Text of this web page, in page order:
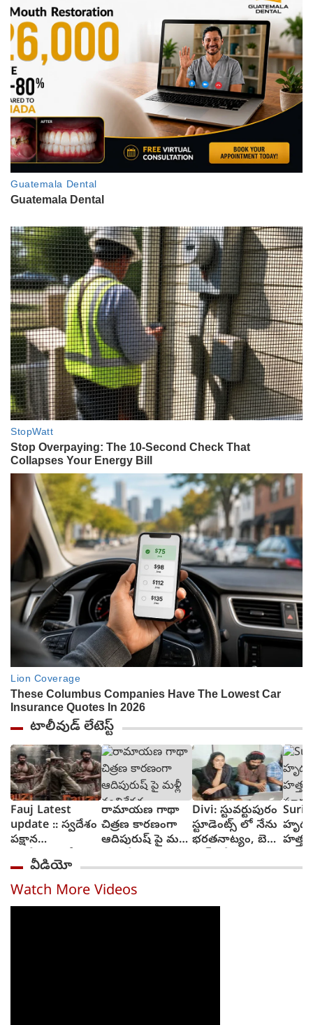
టాలీవుడ్ లేటెస్ట్
Fauj Latest
update :: స్వదేశం
పక్షాన
ఆంగ్లేయులతో
పోరాటానికి దిగిన
ఫౌజీ గా ప్రభాస్
రామాయణ గాథా
చిత్రణ కారణంగా
ఆదిపురుష్ పై మళ్లీ
Divi: స్టువర్టుపురం
స్టూడెంట్స్ లో నేను
భరతనాట్యం, బెల్లి
వీడియో
Watch More Videos